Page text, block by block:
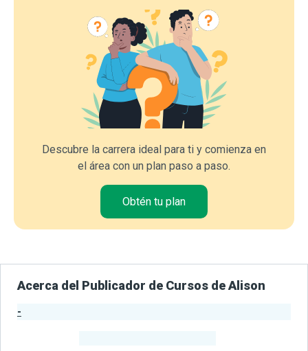
Descubre la carrera ideal para ti y comienza en
el área con un plan paso a paso.
Obtén tu plan
Acerca del Publicador de Cursos de Alison
-